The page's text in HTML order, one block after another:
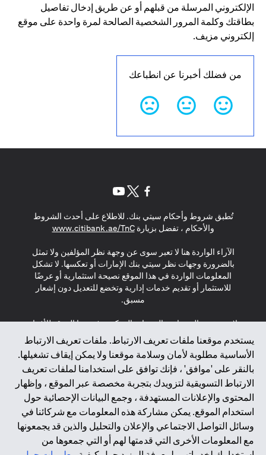
الإلكتروني المرسلة من قبلهم أو عن طريق إدخال تفاصيل
بطاقتك وكلمة المرور الشخصية الصالحة لمرة واحدة على موقع
إلكتروني مزيف.
من فضلك أخبرنا عن انطباعك
يستخدم موقعنا ملفات تعريف الارتباط. ملفات تعريف الارتباط
الأساسية مطلوبة لأمان وسلامة موقعنا ولا يمكن إيقاف تشغيلها.
بالنقر على 'موافق' ، فإنك توافق على استخدامنا لملفات تعريف
الارتباط التسويقية لتزويدك بتجربة مخصصة عبر الموقع ، وإظهار
المحتوى والإعلانات المستهدفة ، وجمع البيانات الإحصائية حول
استخدام الموقع. يمكن مشاركة هذه المعلومات مع شركائنا في
وسائل التواصل الاجتماعي والإعلان والتحليل والذين قد يجمعونها
مع المعلومات الأخرى التي قدمتها لهم أو التي جمعوها من
تُطبق شروط وأحكام سيتي بنك. للاطلاع على أحدث الشروط
والأحكام ، تفضل بزيارةwww.citibank.ae/TnC
(opens in a new tab)
الآراء الواردة هنا لا تعبر سوى عن وجهة نظر المؤلفين ولا تمثل
بالضرورة وجهات نظر سيتي بنك الإمارات أو تعكسها. لا تشكل
المعلومات الواردة في هذا الموقع نصيحة استثمارية أو عرضًا
للاستثمار أو تقديم خدمات إدارية وتخضع للتعديل دون إشعار
مسبق.
لا يتم تقديم المنتجات والخدمات المذكورة في هذا الموقع للأفراد
المقيمين في الاتحاد الأوروبي أو المنطقة الاقتصادية الأوروبية أو
سويسرا أو غيرنسي أو جيرسي أو موناكو أو سان مارينو أو
الفاتيكان أو جزيرة مان أو المملكة المتحدة أو خصوصية البيانات
(لائحة حماية البيانات العامة \ قانون حماية البيانات الشخصية
العامة \ قانون خصوصية نيوزيلندا). المحتوى الموجود في هذه
الصفحة ليس ولا ينبغي تفسيره على أنه عرض أو دعوة أو دعوة
لشراء أو بيع أي من المنتجات والخدمات المذكورة هنا لمثل هؤلاء
الأفراد.
*GDPR – اللائحة العامة لحماية البيانات؛ * LGPD – Lei Geral de